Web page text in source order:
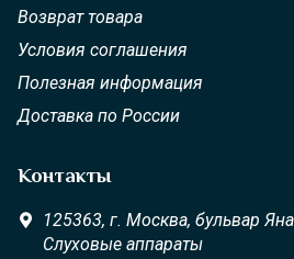
Возврат товара
Условия соглашения
Полезная информация
Доставка по России
Контакты
125363, г. Москва, бульвар
Слуховые аппараты